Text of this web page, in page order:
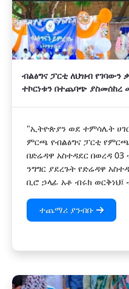
ብልፅግና ፓርቲ ለህዝብ የገባውን
ተኮርነቱን በተጨባጭ ያስመሰከረ
"ኢትዮጵያን ወደ ተምሳሌት
ምርጫ የብልፅግና ፓርቲ
በድሬዳዋ አስተዳደር በወረዳ
ንግግር ያደረጉት የድሬዳዋ
ቢሮ ኃላፊ አቶ ብሩክ ወርቅነህ፤
ተጨማሪ ያንብቡ